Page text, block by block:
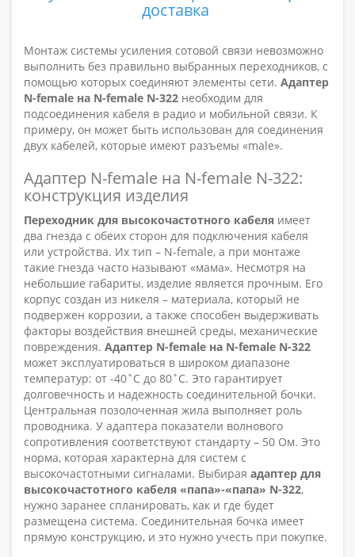
доставка
Монтаж системы усиления сотовой связи невозможно
выполнить без правильно выбранных переходников, с
помощью которых соединяют элементы сети. Адаптер
N-female на N-female N-322 необходим для
подсоединения кабеля в радио и мобильной связи. К
примеру, он может быть использован для соединения
двух кабелей, которые имеют разъемы «male».
Адаптер N-female на N-female N-322:
конструкция изделия
Переходник для высокочастотного кабеля имеет
два гнезда с обеих сторон для подключения кабеля
или устройства. Их тип – N-female, а при монтаже
такие гнезда часто называют «мама». Несмотря на
небольшие габариты, изделие является прочным. Его
корпус создан из никеля – материала, который не
подвержен коррозии, а также способен выдерживать
факторы воздействия внешней среды, механические
повреждения. Адаптер N-female на N-female N-322
может эксплуатироваться в широком диапазоне
температур: от -40˚С до 80˚С. Это гарантирует
долговечность и надежность соединительной бочки.
Центральная позолоченная жила выполняет роль
проводника. У адаптера показатели волнового
сопротивления соответствуют стандарту – 50 Ом. Это
норма, которая характерна для систем с
высокочастотными сигналами. Выбирая адаптер для
высокочастотного кабеля «папа»-«папа» N-322,
нужно заранее спланировать, как и где будет
размещена система. Соединительная бочка имеет
прямую конструкцию, и это нужно учесть при покупке.